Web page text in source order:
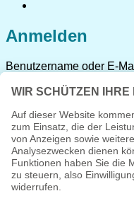
Anmelden
Benutzername oder E-
Angemeldet bleiben
Passwort vergessen?
Registrieren